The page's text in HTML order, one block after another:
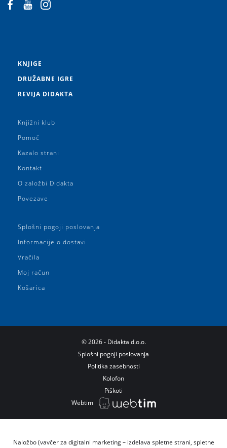
KNJIGE
DRUŽABNE IGRE
REVIJA DIDAKTA
Knjižni klub
Pomoč
Kazalo strani
Kontakt
O založbi Didakta
Povezave
Splošni pogoji poslovanja
Informacije o dostavi
Vračila
Moj račun
Košarica
© 2026 - Didakta d.o.o.
Splošni pogoji poslovanja
Politika zasebnosti
Kolofon
Piškoti
Webtim
Naložbo (vavčer za digitalni marketing – izdelava spletne strani, spletne